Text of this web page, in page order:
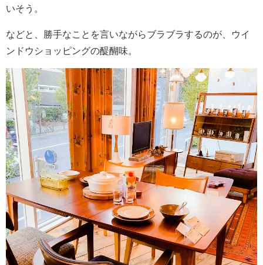
いそう。
などと、勝手なことを言いながらブラブラするのが、ウイ
ンドウショッピングの醍醐味。